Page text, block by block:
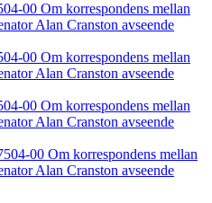
00 Om korrespondens mellan
Alan Cranston avseende
00 Om korrespondens mellan
Alan Cranston avseende
00 Om korrespondens mellan
Alan Cranston avseende
00 Om korrespondens mellan
Alan Cranston avseende